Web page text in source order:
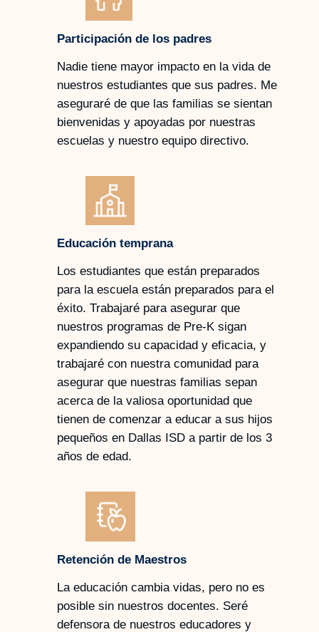
Participación de los padres
Nadie tiene mayor impacto en la vida de
nuestros estudiantes que sus padres. Me
aseguraré de que las familias se sientan
bienvenidas y apoyadas por nuestras
escuelas y nuestro equipo directivo.
Educación temprana
Los estudiantes que están preparados
para la escuela están preparados para el
éxito. Trabajaré para asegurar que
nuestros programas de Pre-K sigan
expandiendo su capacidad y eficacia, y
trabajaré con nuestra comunidad para
asegurar que nuestras familias sepan
acerca de la valiosa oportunidad que
tienen de comenzar a educar a sus hijos
pequeños en Dallas ISD a partir de los 3
años de edad.
Retención de Maestros
La educación cambia vidas, pero no es
posible sin nuestros docentes. Seré
defensora de nuestros educadores y